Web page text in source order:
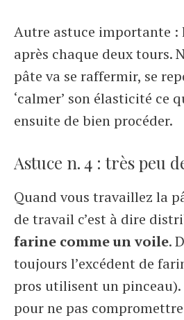
Autre astuce importante :
après chaque deux tours.
pâte va se raffermir, se
‘calmer’ son élasticité ce
ensuite de bien procéder.
Astuce n. 4 : très peu
Quand vous travaillez la
de travail c’est à dire
farine comme un voile.
toujours l’excédent de
pros utilisent un pinceau).
pour ne pas